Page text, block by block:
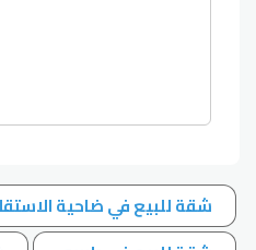
شقة للبيع في ضاحية